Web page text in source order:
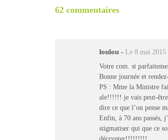
62 commentaires
loulou - Le 8 mai 2015
Votre com. st
Bonne journée et
PS : Mme la Ministre
aîe!!!!!! je vais peut-
dire ce que l’on pense
Enfin, à 70 ans passés,
stigmatiser qui que ce